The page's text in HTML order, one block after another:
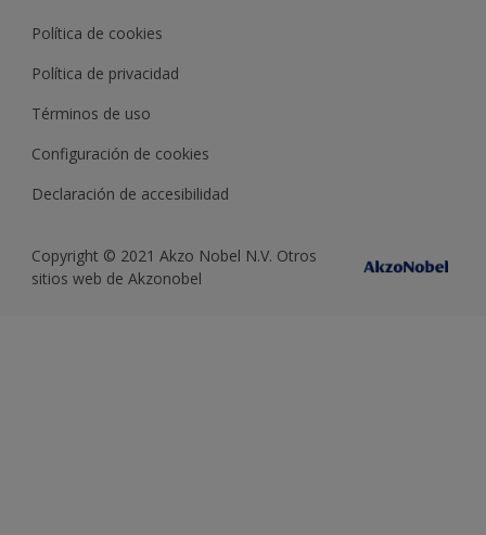
Política de cookies
Política de privacidad
Términos de uso
Configuración de cookies
Declaración de accesibilidad
Copyright © 2021 Akzo Nobel N.V. Otros
sitios web de Akzonobel